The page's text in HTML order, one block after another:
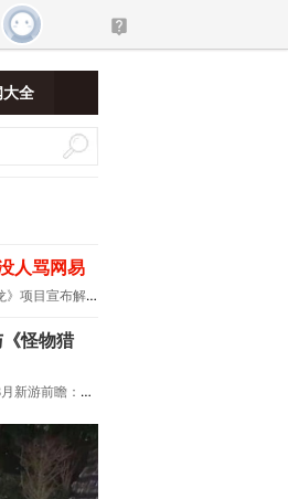
大全
人骂网易
》项目宣布解散
怪物猎
游前瞻：《诡秘之主》领衔